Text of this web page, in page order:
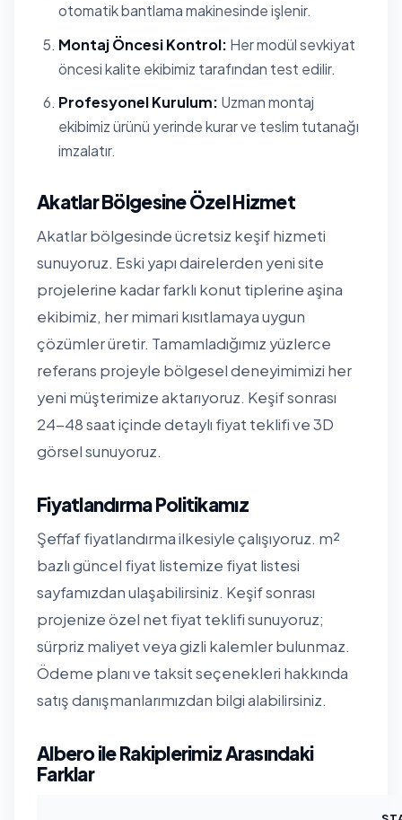
otomatik bantlama makinesinde işlenir.
Montaj Öncesi Kontrol: Her modül sevkiyat
öncesi kalite ekibimiz tarafından test edilir.
Profesyonel Kurulum: Uzman montaj
ekibimiz ürünü yerinde kurar ve teslim tutanağı
imzalatır.
Akatlar Bölgesine Özel Hizmet
Akatlar bölgesinde ücretsiz keşif hizmeti
sunuyoruz. Eski yapı dairelerden yeni site
projelerine kadar farklı konut tiplerine aşina
ekibimiz, her mimari kısıtlamaya uygun
çözümler üretir. Tamamladığımız yüzlerce
referans projeyle bölgesel deneyimimizi her
yeni müşterimize aktarıyoruz. Keşif sonrası
24-48 saat içinde detaylı fiyat teklifi ve 3D
görsel sunuyoruz.
Fiyatlandırma Politikamız
Şeffaf fiyatlandırma ilkesiyle çalışıyoruz. m²
bazlı güncel fiyat listemize fiyat listesi
sayfamızdanulaşabilirsiniz. Keşif sonrası
projenize özel net fiyat teklifi sunuyoruz;
sürpriz maliyet veya gizli kalemler bulunmaz.
Ödeme planı ve taksit seçenekleri hakkında
satış danışmanlarımızdan bilgi alabilirsiniz.
Albero ile Rakiplerimiz Arasındaki
Farklar